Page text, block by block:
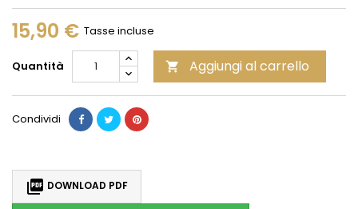
15,90 € Tasse incluse
Quantità  Aggiungi al carrello
Condividi
 DOWNLOAD PDF